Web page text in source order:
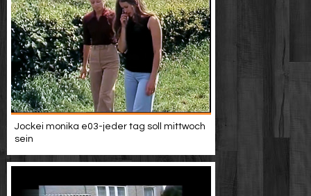
Jockei monika e03-jeder tag soll mittwoch
sein